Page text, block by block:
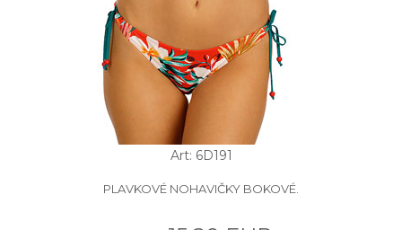
Art: 6D191
PLAVKOVÉ NOHAVIČKY BOKOVÉ.